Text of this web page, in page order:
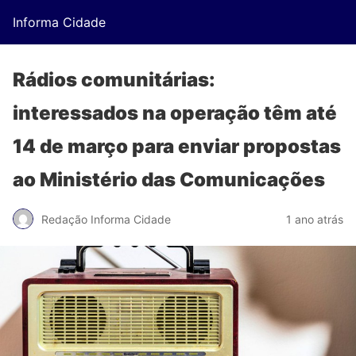
Informa Cidade
Rádios comunitárias:
interessados na operação têm até
14 de março para enviar propostas
ao Ministério das Comunicações
Redação Informa Cidade 1 ano atrás